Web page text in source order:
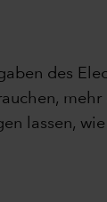
des
lassen,